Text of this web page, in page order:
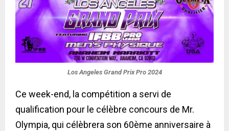
Los Angeles Grand Prix Pro 2024
Ce week-end, la compétition a servi de
qualification pour le célèbre concours de Mr.
Olympia, qui célèbrera son 60ème anniversaire à